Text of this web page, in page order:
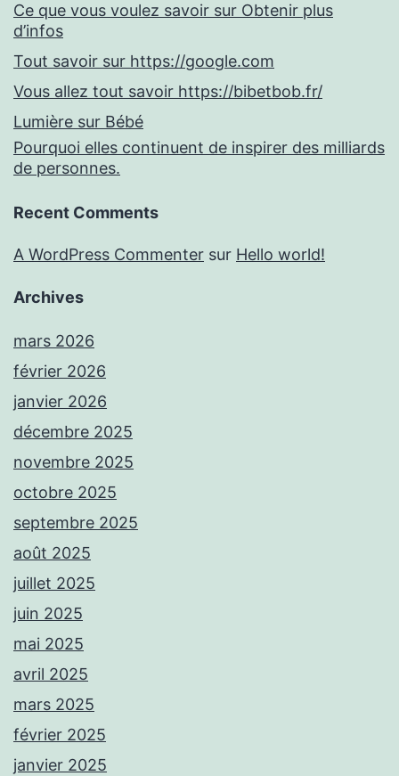
Ce que vous voulez savoir sur Obtenir plus
d’infos
Tout savoir sur https://google.com
Vous allez tout savoir https://bibetbob.fr/
Lumière sur Bébé
Pourquoi elles continuent de inspirer des milliards
de personnes.
Recent Comments
A WordPress Commenter sur Hello world!
Archives
mars 2026
février 2026
janvier 2026
décembre 2025
novembre 2025
octobre 2025
septembre 2025
août 2025
juillet 2025
juin 2025
mai 2025
avril 2025
mars 2025
février 2025
janvier 2025